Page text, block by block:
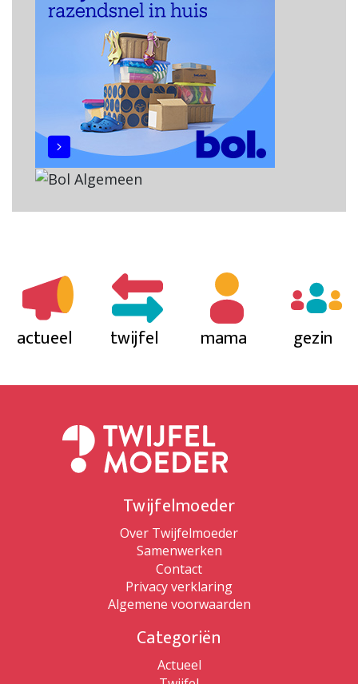
actueel twijfel mama gezin
Twijfelmoeder
Over Twijfelmoeder
Samenwerken
Contact
Privacy verklaring
Algemene voorwaarden
Categoriën
Actueel